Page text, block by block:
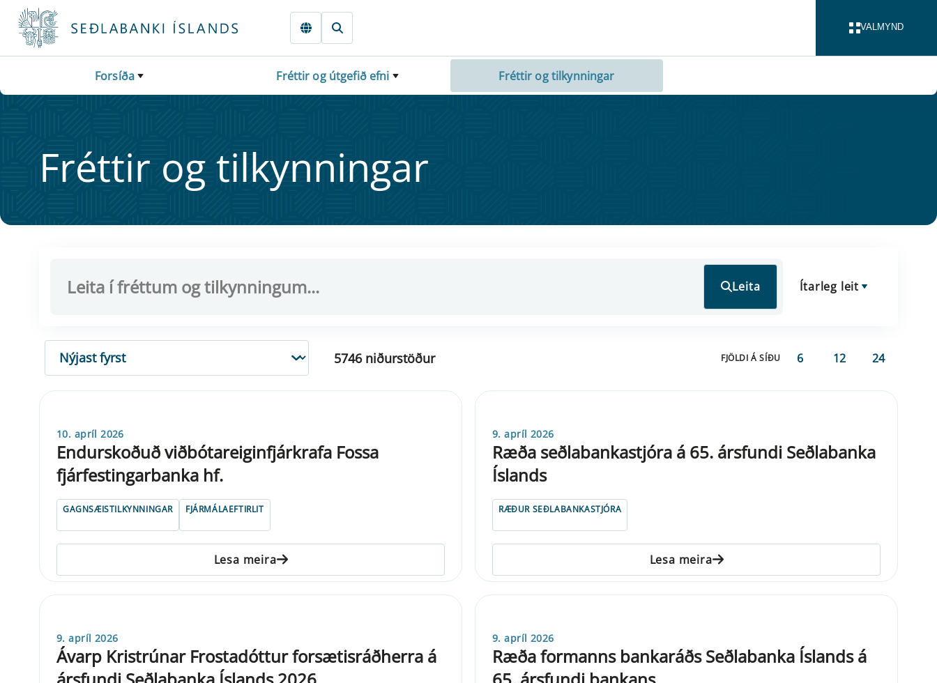
Fara beint í Meginmál
VALMYND
Forsíða Fréttir og útgefið efni Fréttir og tilkynningar
Frétt­ir og til­kynn­ing­ar
Leita Ítarleg leit
RÖÐUN
5746 niðurstöður FJÖLDI Á SÍÐU 6 12 24
10. apríl 2026
Endurskoðuð viðbótareiginfjárkrafa Fossa
fjárfestingarbanka hf.
GAGNSÆISTILKYNNINGAR FJÁRMÁLAEFTIRLIT
Lesa meira
9. apríl 2026
Ræða seðlabankastjóra á 65. ársfundi Seðlabanka
Íslands
RÆÐUR SEÐLABANKASTJÓRA
Lesa meira
9. apríl 2026
Ávarp Kristrúnar Frostadóttur forsætisráðherra á
9. apríl 2026
Ræða formanns bankaráðs Seðlabanka Íslands á